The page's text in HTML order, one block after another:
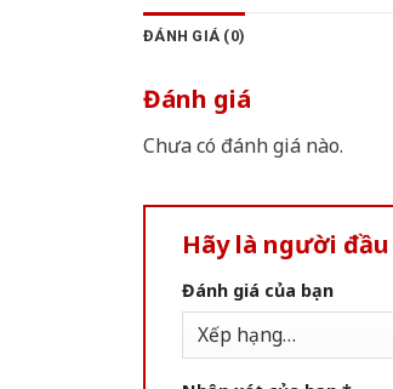
ĐÁNH GIÁ (0)
Đánh giá
Chưa có đánh giá nào.
Hãy là người đầu
Đánh giá của bạn